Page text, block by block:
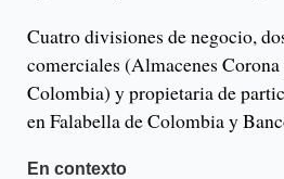
Cuatro divisiones de negocio,
comerciales (Almacenes
Colombia) y propietaria de
en Falabella de Colombia y
En contexto